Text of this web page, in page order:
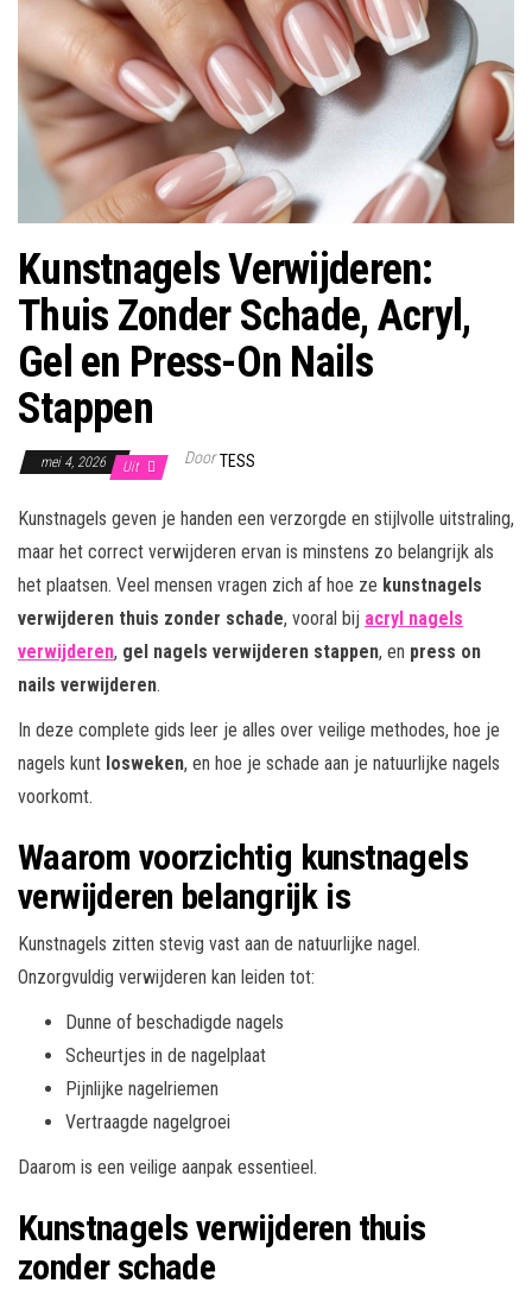
Kunstnagels Verwijderen:
Thuis Zonder Schade, Acryl,
Gel en Press-On Nails
Stappen
mei 4, 2026 Uit Door TESS
Kunstnagels geven je handen een verzorgde en stijlvolle uitstraling,
maar het correct verwijderen ervan is minstens zo belangrijk als
het plaatsen. Veel mensen vragen zich af hoe ze kunstnagels
verwijderen thuis zonder schade, vooral bij acryl nagels
verwijderen, gel nagels verwijderen stappen, en press on
nails verwijderen.
In deze complete gids leer je alles over veilige methodes, hoe je
nagels kunt losweken, en hoe je schade aan je natuurlijke nagels
voorkomt.
Waarom voorzichtig kunstnagels
verwijderen belangrijk is
Kunstnagels zitten stevig vast aan de natuurlijke nagel.
Onzorgvuldig verwijderen kan leiden tot:
Dunne of beschadigde nagels
Scheurtjes in de nagelplaat
Pijnlijke nagelriemen
Vertraagde nagelgroei
Daarom is een veilige aanpak essentieel.
Kunstnagels verwijderen thuis
zonder schade